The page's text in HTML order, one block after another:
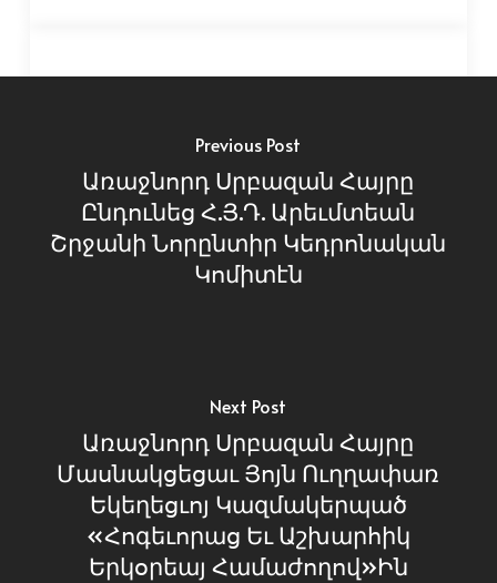
Previous Post
Առաջնորդ Սրբազան Հայրը
Ընդունեց Հ.Յ.Դ. Արեւմտեան
Շրջանի Նորընտիր Կեդրոնական
Կոմիտէն
Next Post
Առաջնորդ Սրբազան Հայրը
Մասնակցեցաւ Յոյն Ուղղափառ
Եկեղեցւոյ Կազմակերպած
«Հոգեւորաց Եւ Աշխարհիկ
Երկօրեայ Համաժողով»Ին